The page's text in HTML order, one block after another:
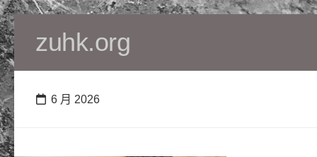
Skip
to
content
zuhk.org
6 月 2026